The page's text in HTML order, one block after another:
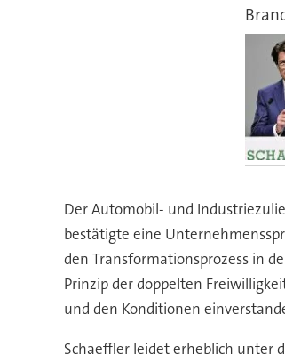
Der Automobil- und
bestätigte eine
den Transformationsprozess in
Prinzip der doppelten
und den Konditionen
Schaeffler leidet erheblich unter